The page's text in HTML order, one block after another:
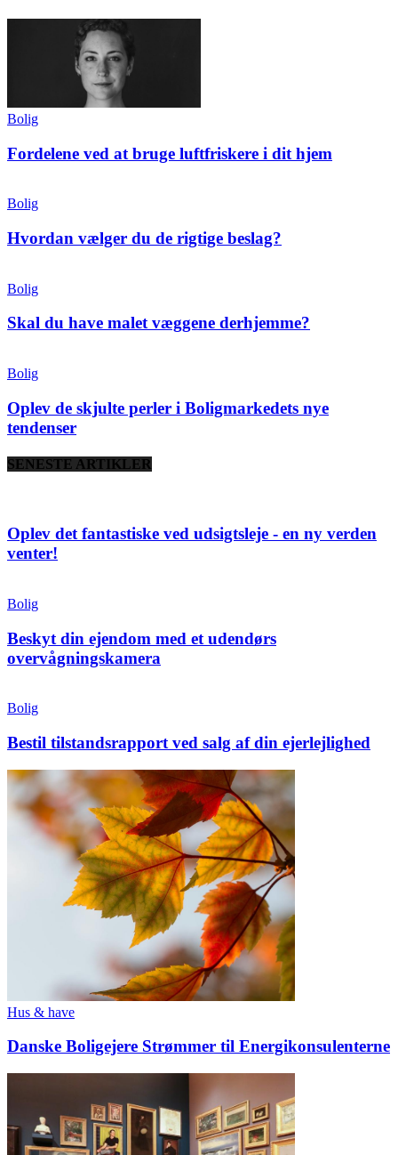
Bolig
Fordelene ved at bruge luftfriskere i dit hjem
Bolig
Hvordan vælger du de rigtige beslag?
Bolig
Skal du have malet væggene derhjemme?
Bolig
Oplev de skjulte perler i Boligmarkedets nye
tendenser
SENESTE ARTIKLER
Oplev det fantastiske ved udsigtsleje - en ny verden
venter!
Bolig
Beskyt din ejendom med et udendørs
overvågningskamera
Bolig
Bestil tilstandsrapport ved salg af din ejerlejlighed
Hus & have
Danske Boligejere Strømmer til Energikonsulenterne